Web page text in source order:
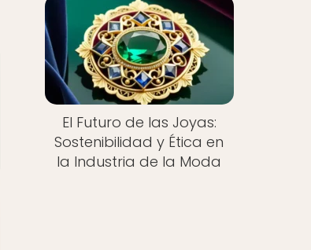
El Futuro de las Joyas:
Sostenibilidad y Ética en
la Industria de la Moda